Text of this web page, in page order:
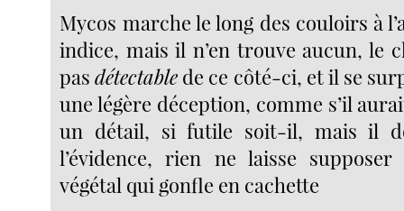
Mycos marche le long des couloirs à
indice, mais il n’en trouve aucun, le
pasdétectable de ce côté-ci, et il se
une légère déception, comme s’il
un détail, si futile soit-il, mais il
l’évidence, rien ne laisse
végétal qui gonfle en cachette